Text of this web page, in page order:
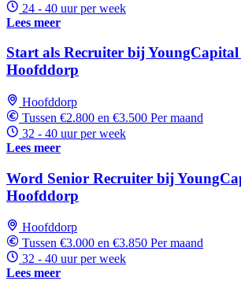
24 - 40 uur per week
Lees meer
Start als Recruiter bij
Hoofddorp
Hoofddorp
Tussen €2.800 en €3.500 Per maand
32 - 40 uur per week
Lees meer
Word Senior Recruiter bij
Hoofddorp
Hoofddorp
Tussen €3.000 en €3.850 Per maand
32 - 40 uur per week
Lees meer